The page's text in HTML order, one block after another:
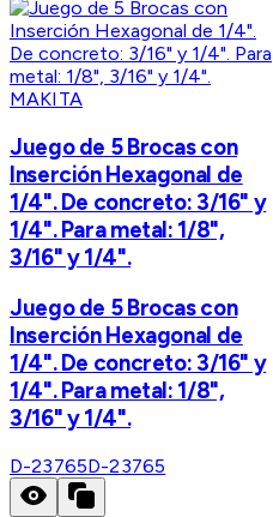
MAKITA
Juego de 5 Brocas con
Inserción Hexagonal de
1/4". De concreto: 3/16" y
1/4". Para metal: 1/8",
3/16" y 1/4".
Juego de 5 Brocas con
Inserción Hexagonal de
1/4". De concreto: 3/16" y
1/4". Para metal: 1/8",
3/16" y 1/4".
D-23765D-23765